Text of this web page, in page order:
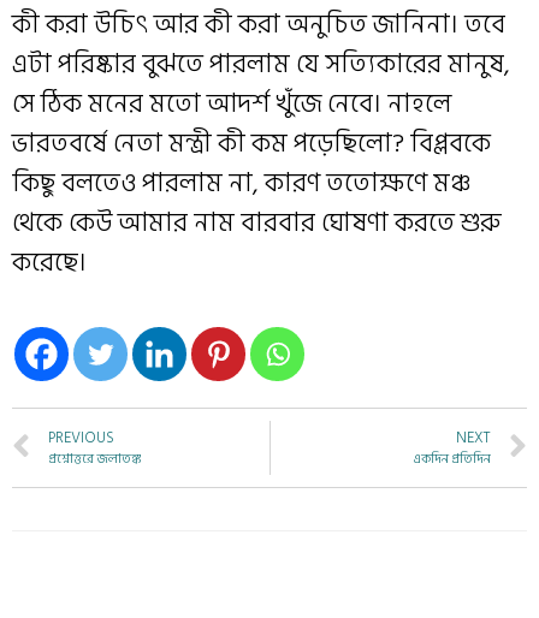
কী করা উচিৎ আর কী করা অনুচিত জানিনা। তবে
এটা পরিষ্কার বুঝতে পারলাম যে সত্যিকারের মানুষ,
সে ঠিক মনের মতো আদর্শ খুঁজে নেবে। নাহলে
ভারতবর্ষে নেতা মন্ত্রী কী কম পড়েছিলো? বিপ্লবকে
কিছু বলতেও পারলাম না, কারণ ততোক্ষণে মঞ্চ
থেকে কেউ আমার নাম বারবার ঘোষণা করতে শুরু
করেছে।
PREVIOUS
প্রশ্নোত্তরে জলাতঙ্ক
NEXT
একদিন প্রতিদিন